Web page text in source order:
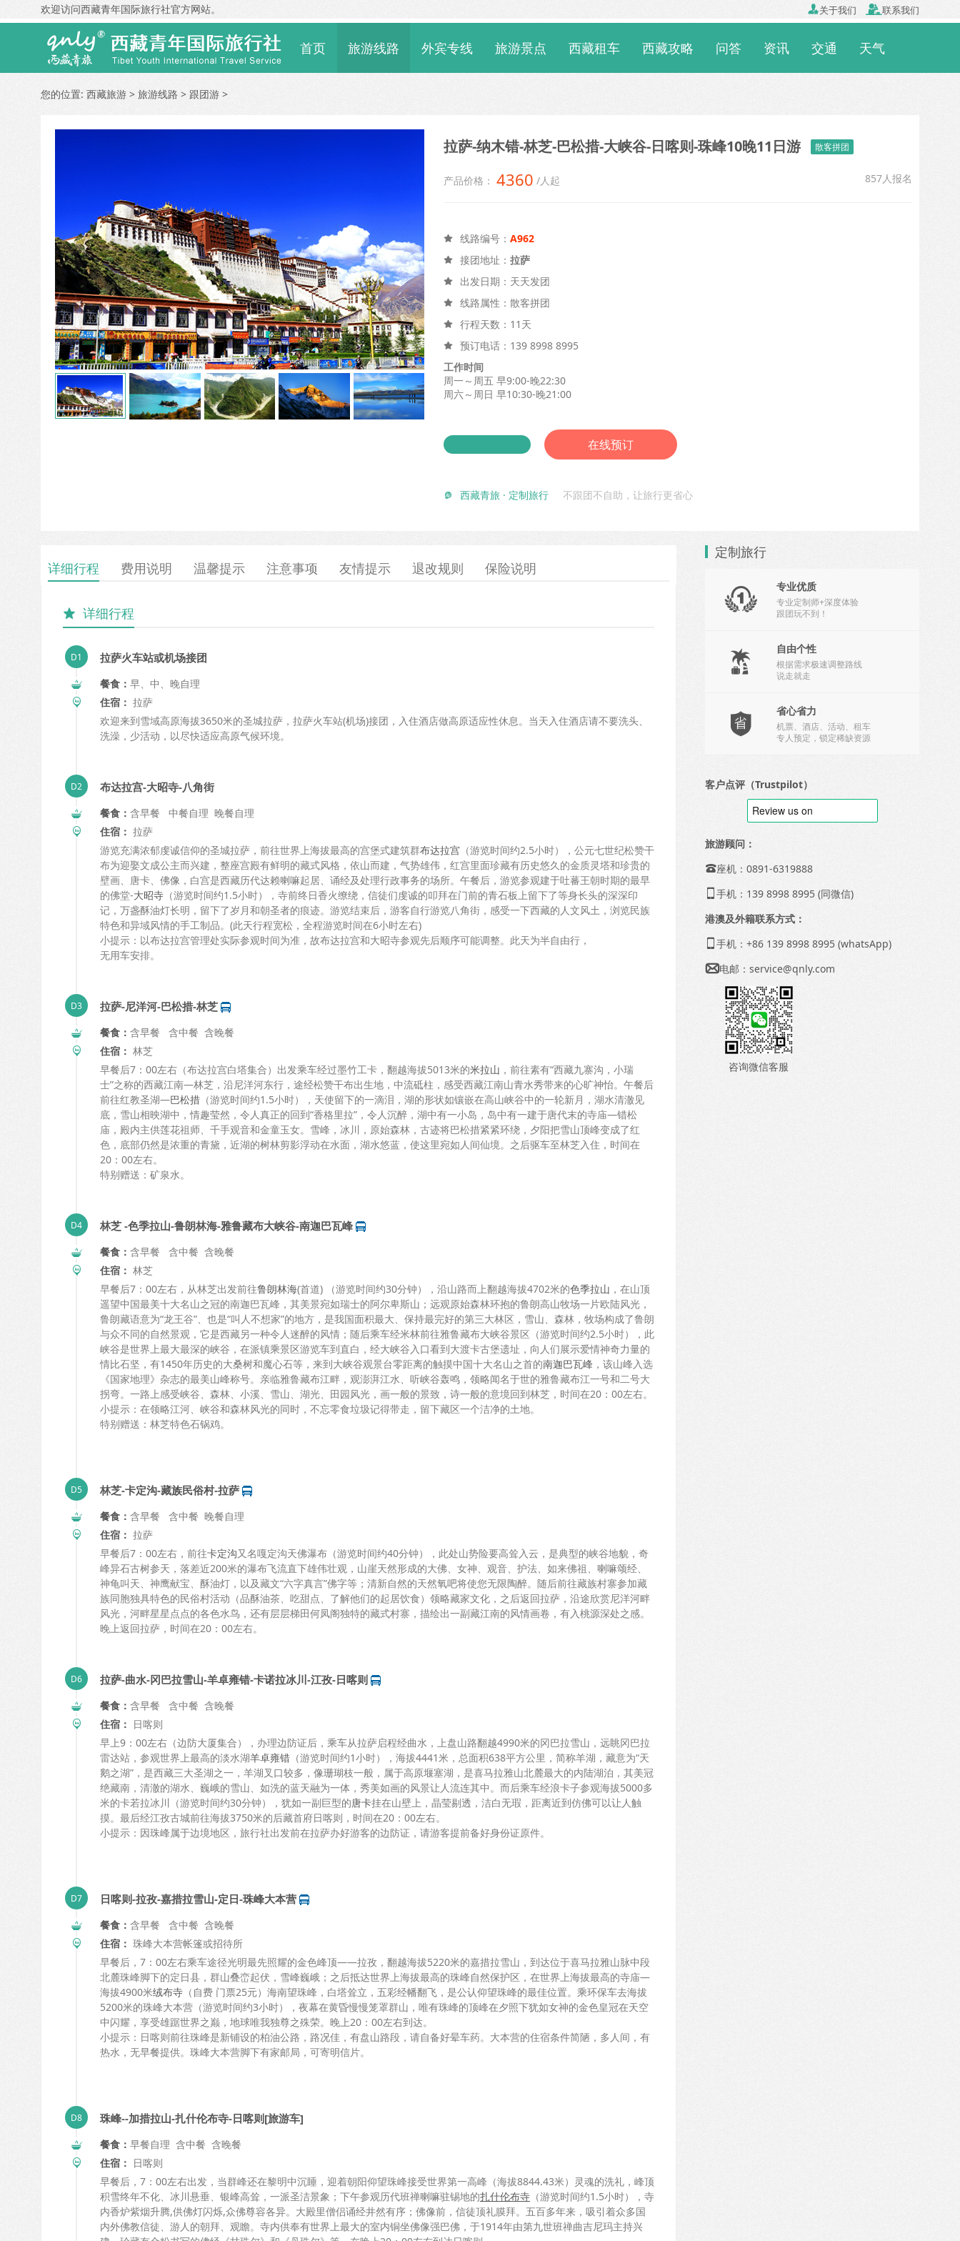
欢迎访问西藏青年国际旅行社官方网站。 关于我们 联系我们
首页 旅游线路 外宾专线 旅游景点 西藏租车 西藏攻略 问答 资讯 交通 天气
您的位置: 西藏旅游 > 旅游线路 > 跟团游 >
拉萨-纳木错-林芝-巴松措-大峡谷-日喀则-珠峰10晚11日游 散客拼团
产品价格： 4360 /人起 857人报名
 线路编号： A962
 接团地址： 拉萨
 出发日期：天天发团
 线路属性：散客拼团
 行程天数：11天
 预订电话： 139 8998 8995
工作时间
周一～周五 早9:00-晚22:30
周六～周日 早10:30-晚21:00
在线预订
 西藏青旅 · 定制旅行 不跟团不自助，让旅行更省心
详细行程 费用说明 温馨提示 注意事项 友情提示 退改规则 保险说明
 详细行程
拉萨火车站或机场接团
餐食： 早、中、晚自理
住宿： 拉萨
欢迎来到雪域高原海拔3650米的圣城拉萨，拉萨火车站(机场)接团，入住酒店做高原适应性休息。当天入住酒店请不要洗头、
洗澡，少活动，以尽快适应高原气候环境。
布达拉宫-大昭寺-八角街
餐食： 含早餐 中餐自理 晚餐自理
住宿： 拉萨
游览充满浓郁虔诚信仰的圣城拉萨，前往世界上海拔最高的宫堡式建筑群布达拉宫 （游览时间约2.5小时），公元七世纪松赞干
布为迎娶文成公主而兴建，整座宫殿有鲜明的藏式风格，依山而建，气势雄伟，红宫里面珍藏有历史悠久的金质灵塔和珍贵的
壁画、唐卡、佛像，白宫是西藏历代达赖喇嘛起居、诵经及处理行政事务的场所。午餐后，游览参观建于吐蕃王朝时期的最早
的佛堂-大昭寺 （游览时间约1.5小时），寺前终日香火缭绕，信徒们虔诚的叩拜在门前的青石板上留下了等身长头的深深印
记，万盏酥油灯长明，留下了岁月和朝圣者的痕迹。游览结束后，游客自行游览八角街，感受一下西藏的人文风土，浏览民族
特色和异域风情的手工制品。(此天行程宽松，全程游览时间在6小时左右)
小提示：以布达拉宫管理处实际参观时间为准，故布达拉宫和大昭寺参观先后顺序可能调整。此天为半自由行，
无用车安排。
拉萨-尼洋河-巴松措-林芝
餐食： 含早餐 含中餐 含晚餐
住宿： 林芝
早餐后7：00左右（布达拉宫白塔集合）出发乘车经过墨竹工卡，翻越海拔5013米的米拉山 ，前往素有“西藏九寨沟，小瑞
士”之称的西藏江南—林芝，沿尼洋河东行，途经松赞干布出生地，中流砥柱，感受西藏江南山青水秀带来的心旷神怡。午餐后
前往红教圣湖—巴松措 （游览时间约1.5小时），天使留下的一滴泪，湖的形状如镶嵌在高山峡谷中的一轮新月，湖水清澈见
底，雪山相映湖中，情趣莹然，令人真正的回到“香格里拉”，令人沉醉，湖中有一小岛，岛中有一建于唐代末的寺庙—错松
庙，殿内主供莲花祖师、千手观音和金童玉女。雪峰，冰川，原始森林，古迹将巴松措紧紧环绕，夕阳把雪山顶峰变成了红
色，底部仍然是浓重的青黛，近湖的树林剪影浮动在水面，湖水悠蓝，使这里宛如人间仙境。之后驱车至林芝入住，时间在
20：00左右。
特别赠送：矿泉水。
林芝 -色季拉山-鲁朗林海-雅鲁藏布大峡谷-南迦巴瓦峰
餐食： 含早餐 含中餐 含晚餐
住宿： 林芝
早餐后7：00左右，从林芝出发前往鲁朗林海(首道) （游览时间约30分钟），沿山路而上翻越海拔4702米的色季拉山 ，在山顶
遥望中国最美十大名山之冠的南迦巴瓦峰，其美景宛如瑞士的阿尔卑斯山；远观原始森林环抱的鲁朗高山牧场一片欧陆风光，
鲁朗藏语意为“龙王谷”、也是“叫人不想家”的地方，是我国面积最大、保持最完好的第三大林区，雪山、森林，牧场构成了鲁朗
与众不同的自然景观，它是西藏另一种令人迷醉的风情；随后乘车经米林前往雅鲁藏布大峡谷景区（游览时间约2.5小时），此
峡谷是世界上最大最深的峡谷，在派镇乘景区游览车到直白，经大峡谷入口看到大渡卡古堡遗址，向人们展示爱情神奇力量的
情比石坚，有1450年历史的大桑树和魔心石等，来到大峡谷观景台零距离的触摸中国十大名山之首的南迦巴瓦峰 ，该山峰入选
《国家地理》杂志的最美山峰称号。亲临雅鲁藏布江畔，观澎湃江水、听峡谷轰鸣，领略闻名于世的雅鲁藏布江一号和二号大
拐弯。一路上感受峡谷、森林、小溪、雪山、湖光、田园风光，画一般的景致，诗一般的意境回到林芝，时间在20：00左右。
小提示：在领略江河、峡谷和森林风光的同时，不忘零食垃圾记得带走，留下藏区一个洁净的土地。
特别赠送：林芝特色石锅鸡。
林芝-卡定沟-藏族民俗村-拉萨
餐食： 含早餐 含中餐 晚餐自理
住宿： 拉萨
早餐后7：00左右，前往卡定沟又名嘎定沟天佛瀑布（游览时间约40分钟），此处山势险要高耸入云，是典型的峡谷地貌，奇
峰异石古树参天，落差近200米的瀑布飞流直下雄伟壮观，山崖天然形成的大佛、女神、观音、护法、如来佛祖、喇嘛颂经、
神龟叫天、神鹰献宝、酥油灯，以及藏文“六字真言”佛字等；清新自然的天然氧吧将使您无限陶醉。随后前往藏族村寨参加藏
族同胞独具特色的民俗村活动（品酥油茶、吃甜点、了解他们的起居饮食）领略藏家文化，之后返回拉萨，沿途欣赏尼洋河畔
风光，河畔星星点点的各色水鸟，还有层层梯田何凤阁独特的藏式村寨，描绘出一副藏江南的风情画卷，有入桃源深处之感。
晚上返回拉萨，时间在20：00左右。
拉萨-曲水-冈巴拉雪山-羊卓雍错-卡诺拉冰川-江孜-日喀则
餐食： 含早餐 含中餐 含晚餐
住宿： 日喀则
早上9：00左右（边防大厦集合），办理边防证后，乘车从拉萨启程经曲水，上盘山路翻越4990米的冈巴拉雪山，远眺冈巴拉
雷达站，参观世界上最高的淡水湖羊卓雍错 （游览时间约1小时），海拔4441米，总面积638平方公里，简称羊湖，藏意为“天
鹅之湖”，是西藏三大圣湖之一，羊湖叉口较多，像珊瑚枝一般，属于高原堰塞湖，是喜马拉雅山北麓最大的内陆湖泊，其美冠
绝藏南，清澈的湖水、巍峨的雪山、如洗的蓝天融为一体，秀美如画的风景让人流连其中。而后乘车经浪卡子参观海拔5000多
米的卡若拉冰川（游览时间约30分钟），犹如一副巨型的唐卡挂在山壁上，晶莹剔透，洁白无瑕，距离近到仿佛可以让人触
摸。最后经江孜古城前往海拔3750米的后藏首府日喀则，时间在20：00左右。
小提示：因珠峰属于边境地区，旅行社出发前在拉萨办好游客的边防证，请游客提前备好身份证原件。
日喀则-拉孜-嘉措拉雪山-定日-珠峰大本营
餐食： 含早餐 含中餐 含晚餐
住宿： 珠峰大本营帐篷或招待所
早餐后，7：00左右乘车途径光明最先照耀的金色峰顶——拉孜，翻越海拔5220米的嘉措拉雪山，到达位于喜马拉雅山脉中段
北麓珠峰脚下的定日县，群山叠峦起伏，雪峰巍峨；之后抵达世界上海拔最高的珠峰自然保护区，在世界上海拔最高的寺庙—
海拔4900米绒布寺 （自费 门票25元）海南望珠峰，白塔耸立，五彩经幡翻飞，是公认仰望珠峰的最佳位置。乘环保车去海拔
5200米的珠峰大本营（游览时间约3小时），夜幕在黄昏慢慢笼罩群山，唯有珠峰的顶峰在夕照下犹如女神的金色皇冠在天空
中闪耀，享受雄踞世界之巅，地球唯我独尊之殊荣。晚上20：00左右到达。
小提示：日喀则前往珠峰是新铺设的柏油公路，路况佳，有盘山路段，请自备好晕车药。大本营的住宿条件简陋，多人间，有
热水，无早餐提供。珠峰大本营脚下有家邮局，可寄明信片。
珠峰--加措拉山-扎什伦布寺-日喀则[旅游车]
餐食： 早餐自理 含中餐 含晚餐
住宿： 日喀则
早餐后， 7 ： 00左右出发，当群峰还在黎明中沉睡，迎着朝阳仰望珠峰接受世界第一高峰（海拔8844.43米）灵魂的洗礼，峰顶
积雪终年不化、冰川悬垂、银峰高耸，一派圣洁景象；下午参观历代班禅喇嘛驻锡地的扎什伦布寺 （游览时间约1.5小时），寺
内香炉紫烟升腾,供佛灯闪烁,众佛尊容各异。大殿里僧侣诵经井然有序；佛像前，信徒顶礼膜拜。五百多年来，吸引着众多国
内外佛教信徒、游人的朝拜、观瞻。寺内供奉有世界上最大的室内铜坐佛像强巴佛，于1914年由第九世班禅曲吉尼玛主持兴
定制旅行
 专业优质
专业定制师+深度体验
跟团玩不到！
 自由个性
根据需求极速调整路线
说走就走
 省心省力
机票、酒店、活动、租车
专人预定，锁定稀缺资源
客户点评（Trustpilot）
旅游顾问：
座机：0891-6319888
手机：139 8998 8995 (同微信)
港澳及外籍联系方式：
手机：+86 139 8998 8995 (whatsApp)
电邮： service@qnly.com
咨询微信客服